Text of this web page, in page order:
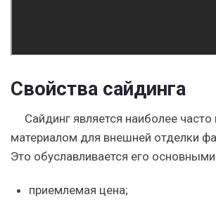
Свойства сайдинга
Сайдинг является наиболее
материалом для внешней отделки
Это обуславливается его
приемлемая цена;